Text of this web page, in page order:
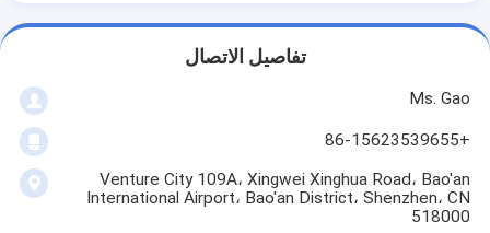
تفاصيل الاتصال
Ms. Gao
+86-15623539655
Venture City 109A، Xingwei Xinghua Road، Bao'an
International Airport، Bao'an District، Shenzhen، CN
518000